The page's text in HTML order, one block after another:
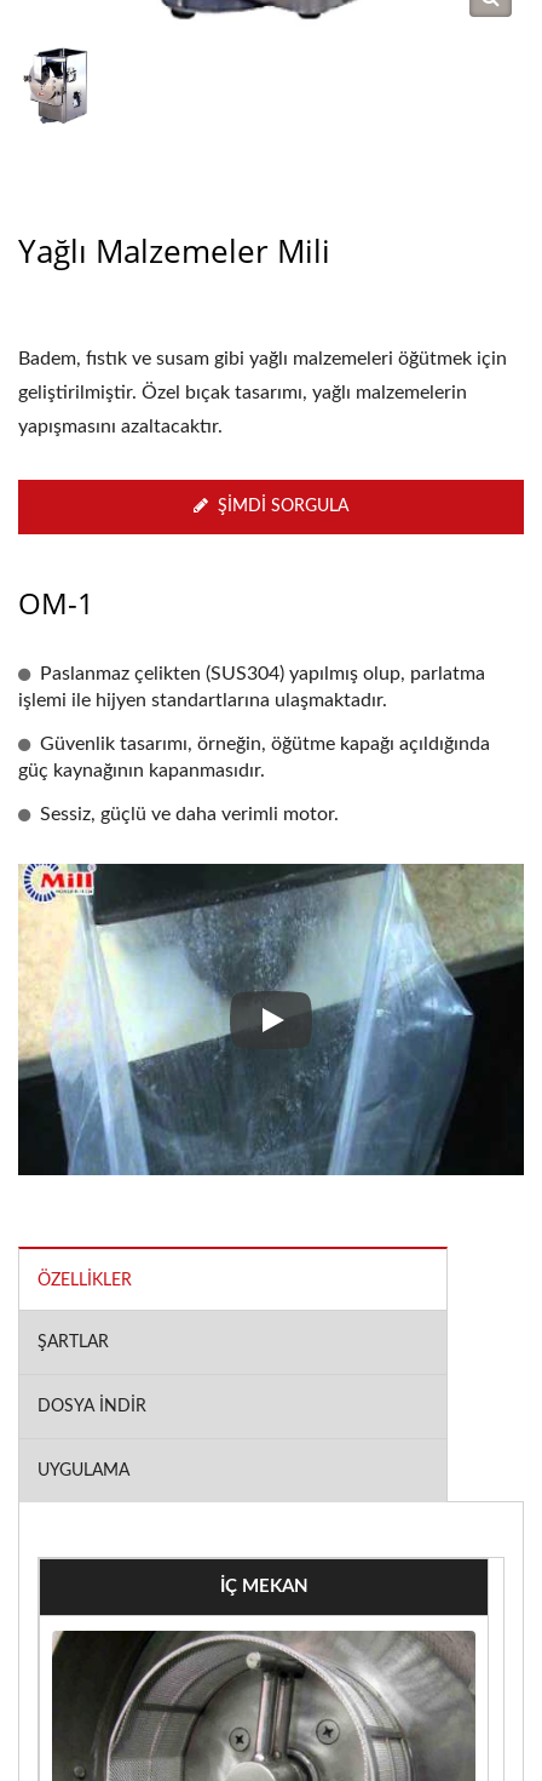
Yağlı Malzemeler Mili
Badem, fıstık ve susam gibi yağlı malzemeleri öğütmek için
geliştirilmiştir. Özel bıçak tasarımı, yağlı malzemelerin
yapışmasını azaltacaktır.
ŞIMDI SORGULA
OM-1
Paslanmaz çelikten (SUS304) yapılmış olup, parlatma
işlemi ile hijyen standartlarına ulaşmaktadır.
Güvenlik tasarımı, örneğin, öğütme kapağı açıldığında
güç kaynağının kapanmasıdır.
Sessiz, güçlü ve daha verimli motor.
Yağlı Malzemeler Mili
ÖZELLIKLER
ŞARTLAR
DOSYA İNDIR
UYGULAMA
İÇ MEKAN